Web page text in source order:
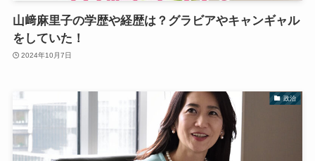
山﨑麻里子の学歴や経歴は？グラビアやキャンギャル
をしていた！
2024年10月7日
政治